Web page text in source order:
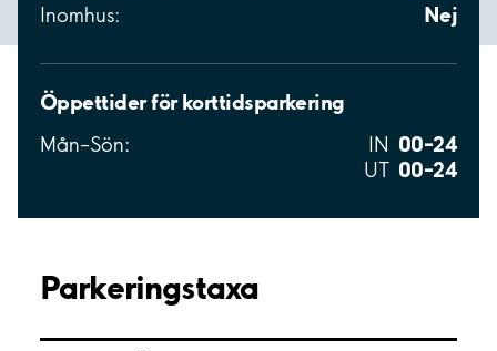
Inomhus: Nej
Öppettider för korttidsparkering
Mån–Sön: IN 00–24
UT 00–24
Parkeringstaxa